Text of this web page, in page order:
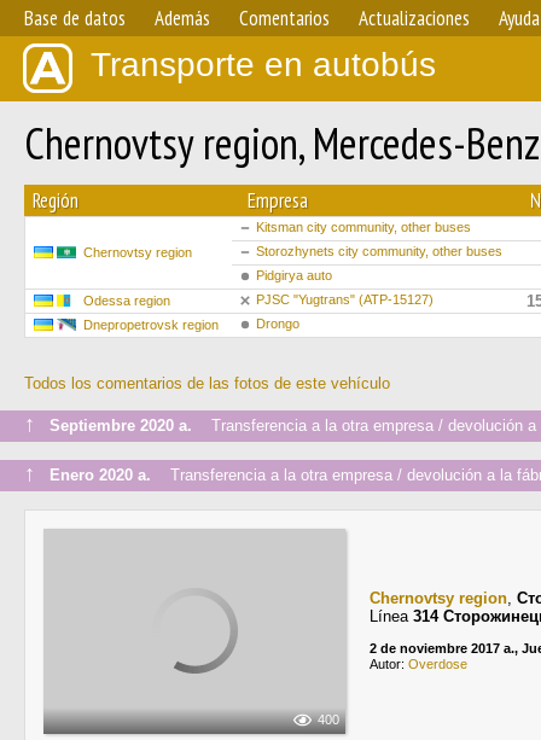
Base de datos Además Comentarios Actualizaciones Ayuda
Transporte en autobús
Chernovtsy region, Mercedes-
Región Empresa
Chernovtsy region
Kitsman city community, other buses
Storozhynets city community, other buses
Pidgirya auto
Odessa region
PJSC "Yugtrans" (ATP-15127)
Dnepropetrovsk region Drongo
Todos los comentarios de las fotos de este vehículo
↑ Septiembre 2020 a. Transferencia a la otra empresa / devolución a
↑ Enero 2020 a. Transferencia a la otra empresa / devolución a la
400
Chernovtsy region,
Línea 314
2 de noviembre 2017 a.,
Autor: Overdose